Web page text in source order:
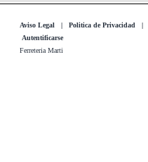
Aviso Legal | Politica de Privacidad |
Autentificarse
Ferreteria Marti